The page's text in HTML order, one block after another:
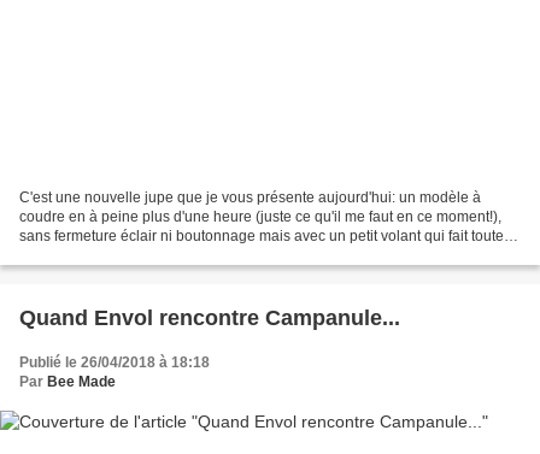
C'est une nouvelle jupe que je vous présente aujourd'hui: un modèle à
coudre en à peine plus d'une heure (juste ce qu'il me faut en ce moment!),
sans fermeture éclair ni boutonnage mais avec un petit volant qui fait toute
Quand Envol rencontre Campanule...
Publié le 26/04/2018 à 18:18
Par Bee Made